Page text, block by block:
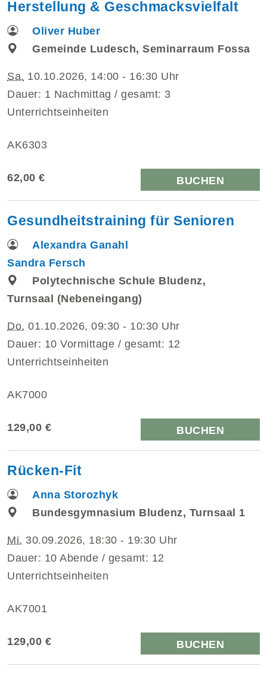
Herstellung & Geschmacksvielfalt
Oliver Huber
Gemeinde Ludesch, Seminarraum Fossa
Sa. 10.10.2026, 14:00 - 16:30 Uhr
Dauer: 1 Nachmittag / gesamt: 3
Unterrichtseinheiten
AK6303
62,00 € BUCHEN
Gesundheitstraining für Senioren
Alexandra Ganahl
Sandra Fersch
Polytechnische Schule Bludenz,
Turnsaal (Nebeneingang)
Do. 01.10.2026, 09:30 - 10:30 Uhr
Dauer: 10 Vormittage / gesamt: 12
Unterrichtseinheiten
AK7000
129,00 € BUCHEN
Rücken-Fit
Anna Storozhyk
Bundesgymnasium Bludenz, Turnsaal 1
Mi. 30.09.2026, 18:30 - 19:30 Uhr
Dauer: 10 Abende / gesamt: 12
Unterrichtseinheiten
AK7001
129,00 € BUCHEN